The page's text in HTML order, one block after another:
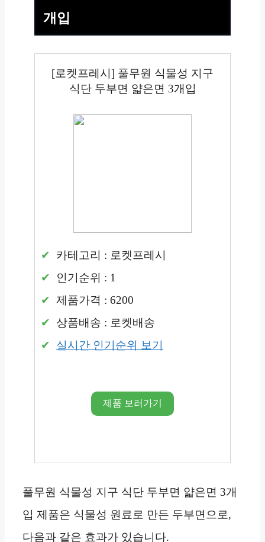
개입
[로켓프레시] 풀무원 식물성 지구
식단 두부면 얇은면 3개입
카테고리 : 로켓프레시
인기순위 : 1
제품가격 : 6200
상품배송 : 로켓배송
실시간 인기순위 보기
제품 보러가기
풀무원 식물성 지구 식단 두부면 얇은면 3개
입 제품은 식물성 원료로 만든 두부면으로,
다음과 같은 효과가 있습니다.